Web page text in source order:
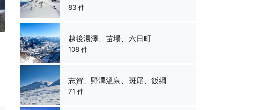
83 件
越後湯澤、苗場、六日町
108 件
志賀、野澤溫泉、斑尾、飯綱
71 件